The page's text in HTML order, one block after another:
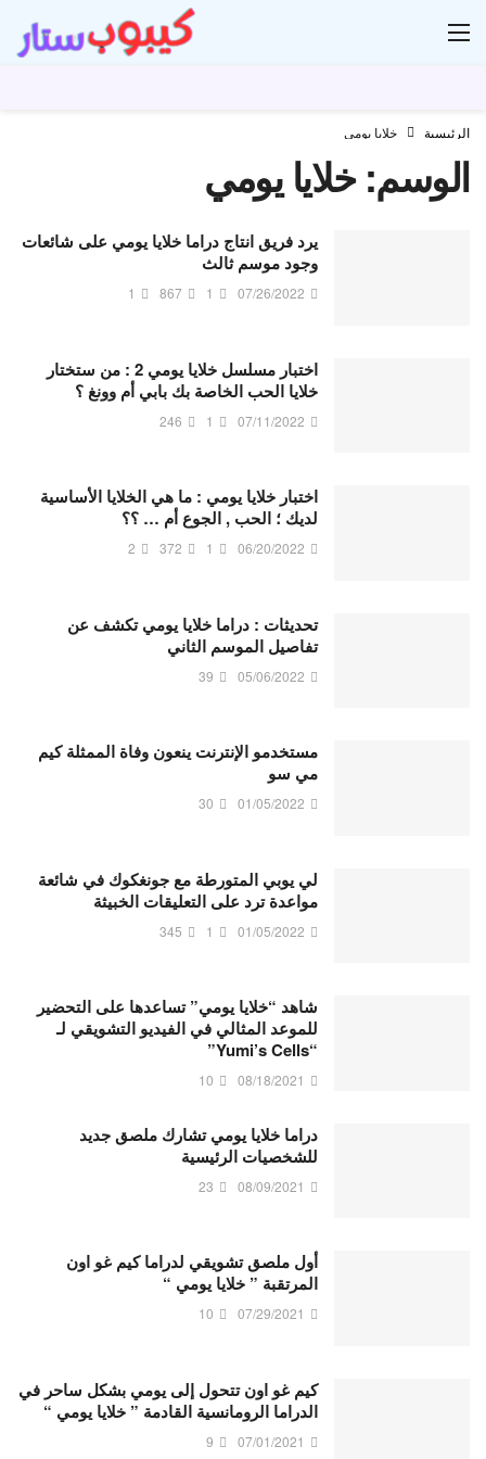
الرئيسية خلايا يومي
الوسم:خلايا يومي
يرد فريق انتاج دراما خلايا يومي على شائعات
وجود موسم ثالث
07/26/2022
1
867
1
اختبار مسلسل خلايا يومي 2 : من ستختار
خلايا الحب الخاصة بك بابي أم وونغ ؟
07/11/2022
1
246
اختبار خلايا يومي : ما هي الخلايا الأساسية
لديك ؛ الحب , الجوع أم … ؟؟
06/20/2022
1
372
2
تحديثات : دراما خلايا يومي تكشف عن
تفاصيل الموسم الثاني
05/06/2022
39
مستخدمو الإنترنت ينعون وفاة الممثلة كيم
مي سو
01/05/2022
30
لي يوبي المتورطة مع جونغكوك في شائعة
مواعدة ترد على التعليقات الخبيثة
01/05/2022
1
345
شاهد “خلايا يومي” تساعدها على التحضير
للموعد المثالي في الفيديو التشويقي لـ
“Yumi’s Cells”
08/18/2021
10
دراما خلايا يومي تشارك ملصق جديد
للشخصيات الرئيسية
08/09/2021
23
أول ملصق تشويقي لدراما كيم غو اون
المرتقبة ” خلايا يومي “
07/29/2021
10
كيم غو اون تتحول إلى يومي بشكل ساحر في
الدراما الرومانسية القادمة ” خلايا يومي “
07/01/2021
9